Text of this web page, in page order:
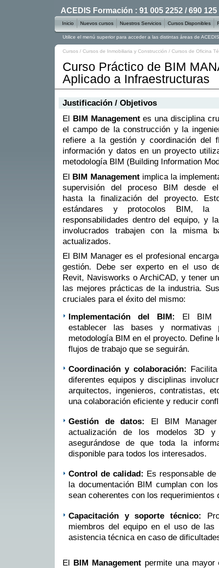
Cursos / Cursos de Inmobiliaria y Construcción / Cursos de Oficina
Curso Práctico de BIM
Aplicado a Infraestructuras
Justificación / Objetivos
El
BIM Managementes una disciplina
el campo de la construcción y la
refiere a la gestión y coordinación del
información y datos en un proyecto
metodología BIM (Building Information
El BIM Managementimplica la
supervisión del proceso BIM desde
hasta la finalización del proyecto.
estándares y protocolos BIM, la
responsabilidades dentro del equipo, y
involucrados trabajen con la misma
actualizados.
El BIM Manager es el profesional
gestión. Debe ser experto en el uso
Revit, Navisworks o ArchiCAD, y tener
las mejores prácticas de la industria.
cruciales para el éxito del mismo:
Implementación del BIM:
El BIM
establecer las bases y
metodología BIM en el proyecto. Define
flujos de trabajo que se seguirán.
Coordinación y colaboración:
diferentes equipos y disciplinas
arquitectos, ingenieros, contratistas,
una colaboración eficiente y reducir
Gestión de datos:
El BIM
actualización de los modelos 3D
asegurándose de que toda la
disponible para todos los interesados.
Control de calidad: Es responsable
la documentación BIM cumplan con
sean coherentes con los requerimientos
Capacitación y soporte técnico:
miembros del equipo en el uso de las
asistencia técnica en caso de
El BIM Managementpermite una mayor
ACEDIS Formación : 91 005 2252 / 690 125
Inicio Nuevos cursos Nuestros Servicios Cursos Disponibles
Utilice el menú superior para acceder a las distintas áreas de